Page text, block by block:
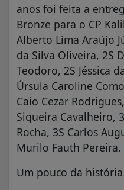
anos foi feita a
Bronze para o CP
Alberto Lima Araújo
da Silva Oliveira, 2S
Teodoro, 2S Jéssica
Úrsula Caroline
Caio Cezar
Siqueira Cavalheiro,
Rocha, 3S Carlos
Murilo Fauth Pereira.
Um pouco da história